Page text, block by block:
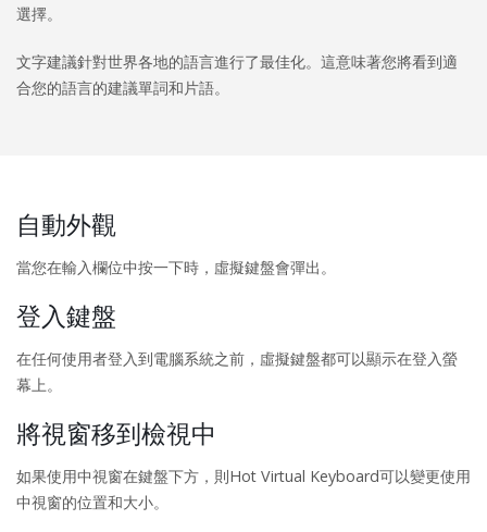
選擇。
文字建議針對世界各地的語言進行了最佳化。這意味著您將看到適
合您的語言的建議單詞和片語。
自動外觀
當您在輸入欄位中按一下時，虛擬鍵盤會彈出。
登入鍵盤
在任何使用者登入到電腦系統之前，虛擬鍵盤都可以顯示在登入螢
幕上。
將視窗移到檢視中
如果使用中視窗在鍵盤下方，則Hot Virtual Keyboard可以變更使用
中視窗的位置和大小。